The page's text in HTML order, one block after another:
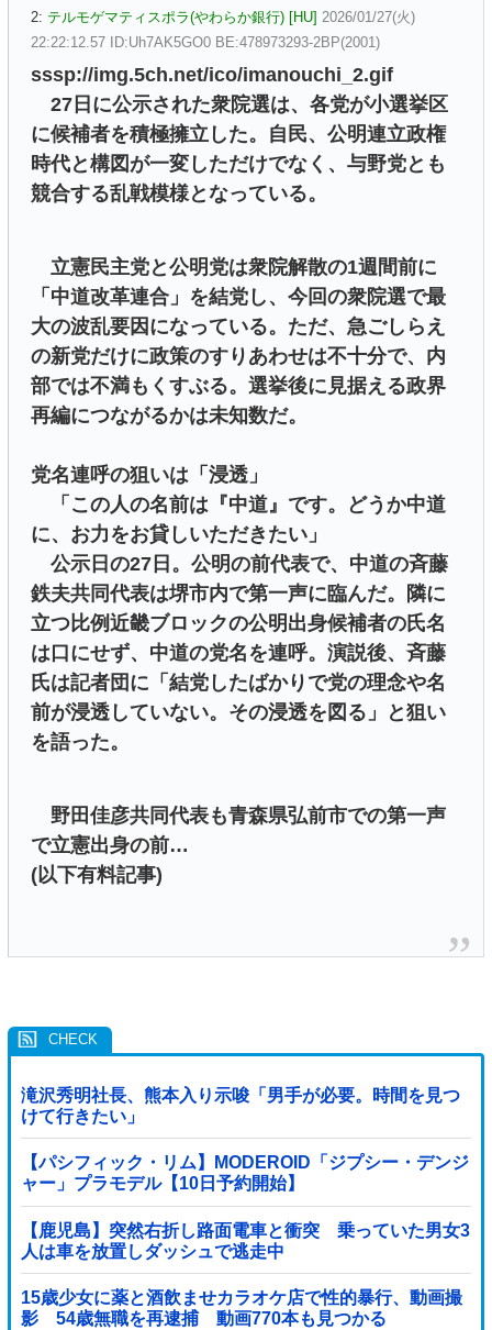
2: テルモゲマティスポラ(やわらか銀行) [HU] 2026/01/27(火)
22:22:12.57 ID:Uh7AK5GO0 BE:478973293-2BP(2001)
sssp://img.5ch.net/ico/imanouchi_2.gif
27日に公示された衆院選は、各党が小選挙区
に候補者を積極擁立した。自民、公明連立政権
時代と構図が一変しただけでなく、与野党とも
競合する乱戦模様となっている。
立憲民主党と公明党は衆院解散の1週間前に
「中道改革連合」を結党し、今回の衆院選で最
大の波乱要因になっている。ただ、急ごしらえ
の新党だけに政策のすりあわせは不十分で、内
部では不満もくすぶる。選挙後に見据える政界
再編につながるかは未知数だ。
党名連呼の狙いは「浸透」
「この人の名前は『中道』です。どうか中道
に、お力をお貸しいただきたい」
公示日の27日。公明の前代表で、中道の斉藤
鉄夫共同代表は堺市内で第一声に臨んだ。隣に
立つ比例近畿ブロックの公明出身候補者の氏名
は口にせず、中道の党名を連呼。演説後、斉藤
氏は記者団に「結党したばかりで党の理念や名
前が浸透していない。その浸透を図る」と狙い
を語った。
野田佳彦共同代表も青森県弘前市での第一声
で立憲出身の前…
(以下有料記事)
滝沢秀明社長、熊本入り示唆「男手が必要。時間を見つ
けて行きたい」
【パシフィック・リム】MODEROID「ジプシー・デンジ
ャー」プラモデル【10日予約開始】
【鹿児島】突然右折し路面電車と衝突 乗っていた男女3
人は車を放置しダッシュで逃走中
15歳少女に薬と酒飲ませカラオケ店で性的暴行、動画撮
影 54歳無職を再逮捕 動画770本も見つかる